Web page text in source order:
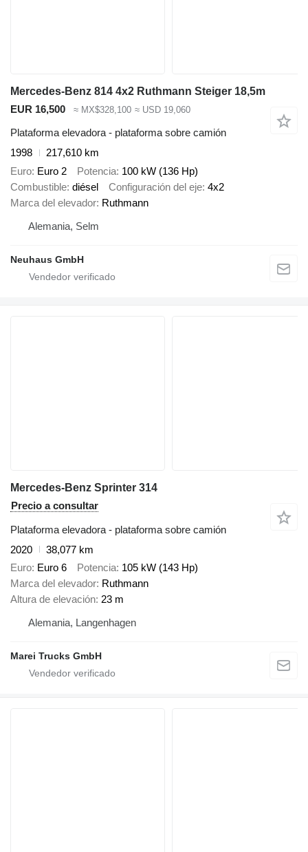
Mercedes-Benz 814 4x2 Ruthmann Steiger 18,5m
EUR 16,500
≈ MX$328,100 ≈ USD 19,060
Plataforma elevadora - plataforma sobre camión
1998
217,610 km
Euro Euro 2 Potencia 100 kW (136 Hp)
Combustible diésel Configuración del eje 4x2
Marca del elevador Ruthmann
Alemania, Selm
Neuhaus GmbH
Mercedes-Benz Sprinter 314
Precio a consultar
Plataforma elevadora - plataforma sobre camión
2020
38,077 km
Euro Euro 6 Potencia 105 kW (143 Hp)
Marca del elevador Ruthmann
Altura de elevación 23 m
Alemania, Langenhagen
Marei Trucks GmbH